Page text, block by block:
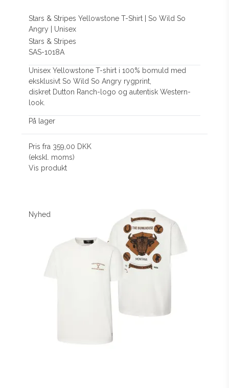
Stars & Stripes Yellowstone T-Shirt | So Wild So
Angry | Unisex
Stars & Stripes
SAS-1018A
Unisex Yellowstone T-shirt i 100% bomuld med
eksklusivt So Wild So Angry rygprint,
diskret Dutton Ranch-logo og autentisk Western-
look.
På lager
Pris fra 359,00 DKK
(ekskl. moms)
Vis produkt
Nyhed